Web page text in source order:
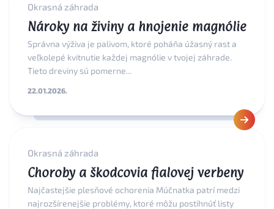
Okrasná záhrada
Nároky na živiny a hnojenie magnólie
Správna výživa je palivom, ktoré poháňa úžasný rast a
veľkolepé kvitnutie každej magnólie v tvojej záhrade.
Tieto dreviny sú pomerne...
22.01.2026.
Okrasná záhrada
Choroby a škodcovia fialovej verbeny
Najčastejšie plesňové ochorenia Múčnatka patrí medzi
najrozšírenejšie problémy, ktoré môžu postihnúť listy